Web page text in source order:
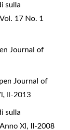
sulla
17 No. 1
Journal of
Journal of
II-2013
sulla
XI, II-2008